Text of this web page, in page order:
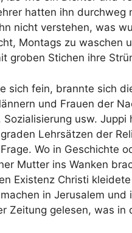
hatten ihn
nicht verstehen, was
Montags zu waschen
groben Stichen ihre
sich fein, brannte sich
und Frauen der
usw.
Lehrsätzen der
Wo in Geschichte
Mutter ins Wanken
Existenz Christi
in Jerusalem und
Zeitung gelesen, was